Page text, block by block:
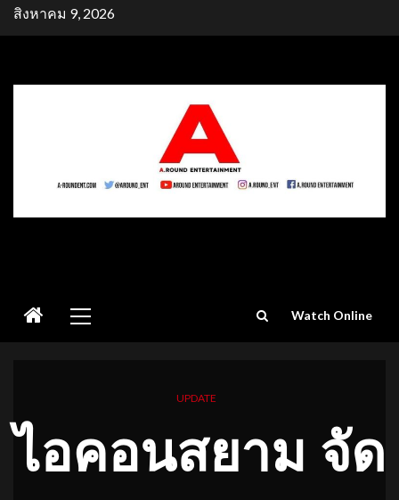
Skipสิงหาคม 9, 2026
Menu
Watch Online
UPDATE
ไอคอนสยาม จัด